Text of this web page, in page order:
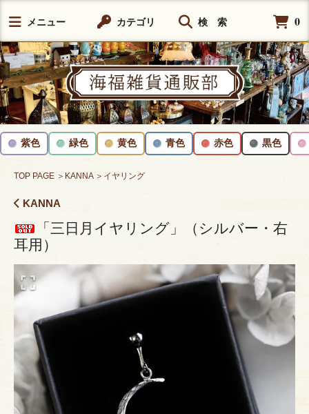
メニュー カテゴリ 検 索 0
紫色 緑色 黄色 青色 赤色 黒色
TOP PAGE ＞KANNA ＞イヤリング
KANNA
「三日月イヤリング」（シルバー・右
耳用）